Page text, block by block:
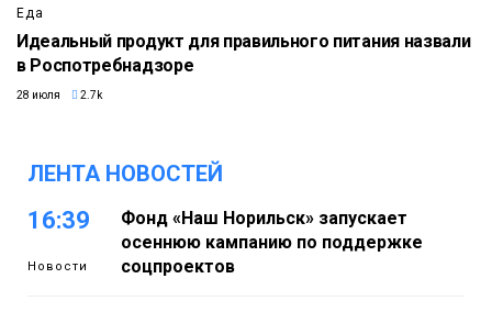
Еда
Идеальный продукт для правильного питания назвали
в Роспотребнадзоре
28 июля 2.7k
ЛЕНТА НОВОСТЕЙ
16:39
Новости
Фонд «Наш Норильск» запускает
осеннюю кампанию по поддержке
соцпроектов